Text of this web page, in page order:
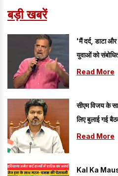
बड़ी खबरें
'मैं दर्द, डाटा
युवाओं को
Read More
सीएम विजय के
लिए बुलाई गई
Read More
Kal Ka